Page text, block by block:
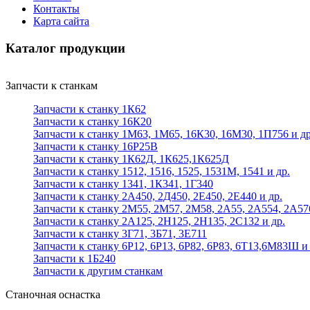
Контакты
Карта сайта
Каталог продукции
Запчасти к станкам
Запчасти к станку 1К62
Запчасти к станку 16К20
Запчасти к станку 1М63, 1М65, 16К30, 16М30, 1П756 и
Запчасти к станку 16Р25В
Запчасти к станку 1К62Д, 1К625,1К625Д
Запчасти к станку 1512, 1516, 1525, 1531М, 1541 и др.
Запчасти к станку 1341, 1К341, 1Г340
Запчасти к станку 2А450, 2Д450, 2Е450, 2Е440 и др.
Запчасти к станку 2М55, 2М57, 2М58, 2А55, 2А554,
Запчасти к станку 2А125, 2Н125, 2Н135, 2С132 и др.
Запчасти к станку 3Г71, 3Б71, 3Е711
Запчасти к станку 6Р12, 6Р13, 6Р82, 6Р83, 6Т13,6М83Ш и
Запчасти к 1Б240
Запчасти к другим станкам
Станочная оснастка